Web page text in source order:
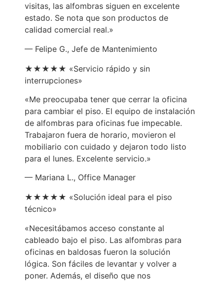
visitas, las alfombras siguen en excelente
estado. Se nota que son productos de
calidad comercial real.»
— Felipe G., Jefe de Mantenimiento
★★★★★ «Servicio rápido y sin
interrupciones»
«Me preocupaba tener que cerrar la oficina
para cambiar el piso. El equipo de instalación
de alfombras para oficinas fue impecable.
Trabajaron fuera de horario, movieron el
mobiliario con cuidado y dejaron todo listo
para el lunes. Excelente servicio.»
— Mariana L., Office Manager
★★★★★ «Solución ideal para el piso
técnico»
«Necesitábamos acceso constante al
cableado bajo el piso. Las alfombras para
oficinas en baldosas fueron la solución
lógica. Son fáciles de levantar y volver a
poner. Además, el diseño que nos